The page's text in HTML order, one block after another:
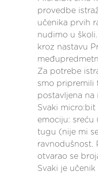
provedbe
učenika prvih
nudimo u
kroz nastavu
Za potrebe
smo pripremili
postavljena na
Svaki
emociju: sreću
tugu (nije mi
ravnodušnost.
otvarao se
Svaki je